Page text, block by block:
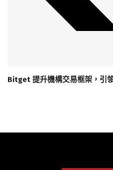
Bitget 提升機構交易框架，引